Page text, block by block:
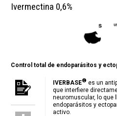
Ivermectina 0,6%
Control total de endoparásitos y
IVERBASE® es un
que interfiere
neuromuscular, lo que
endoparásitos y
activo.